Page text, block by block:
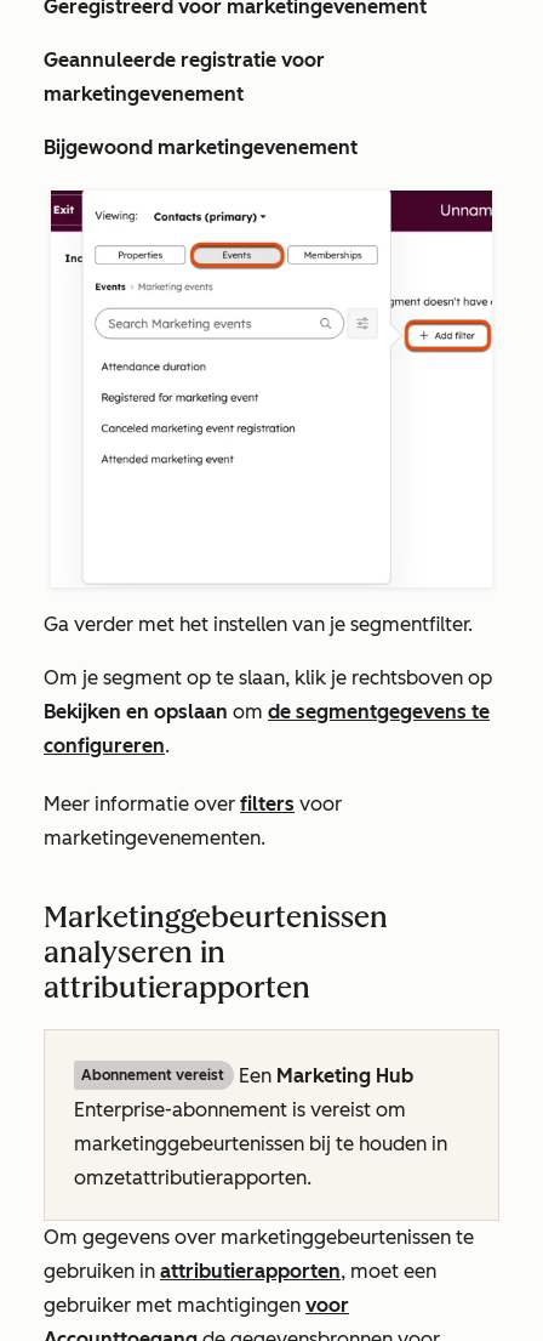
Geregistreerd voor marketingevenement
Geannuleerde registratie voor
marketingevenement
Bijgewoond marketingevenement
Ga verder met het instellen van je segmentfilter.
Om je segment op te slaan, klik je rechtsboven op
Bekijken en opslaan om de segmentgegevens te
configureren.
Meer informatie over filters voor
marketingevenementen.
Marketinggebeurtenissen
analyseren in
attributierapporten
Abonnement vereist Een Marketing Hub
Enterprise-abonnement is vereist om
marketinggebeurtenissen bij te houden in
omzetattributierapporten.
Om gegevens over marketinggebeurtenissen te
gebruiken in attributierapporten, moet een
gebruiker met machtigingen voor